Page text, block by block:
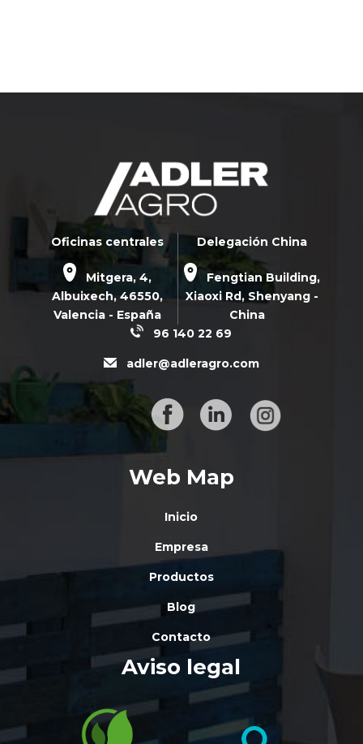
Oficinas centrales
Mitgera, 4,
Albuixech, 46550,
Valencia - España
Delegación China
Fengtian Building,
Xiaoxi Rd,Shenyang -
China
96 140 22 69
adler@adleragro.com
Web Map
Inicio
Empresa
Productos
Blog
Contacto
Aviso legal